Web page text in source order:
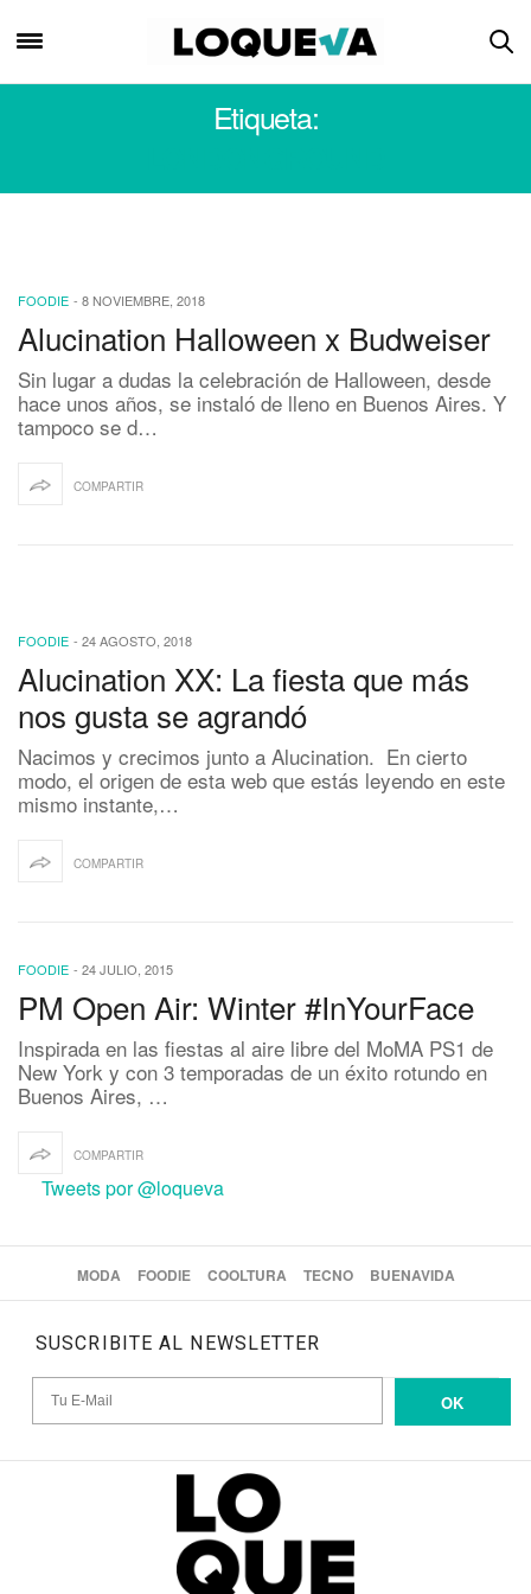
Etiqueta:
FOODIE - 8 NOVIEMBRE, 2018
Alucination Halloween x Budweiser
Sin lugar a dudas la celebración de Halloween, desde
hace unos años, se instaló de lleno en Buenos Aires. Y
tampoco se d…
COMPARTIR
FOODIE - 24 AGOSTO, 2018
Alucination XX: La fiesta que más
nos gusta se agrandó
Nacimos y crecimos junto a Alucination. En cierto
modo, el origen de esta web que estás leyendo en este
mismo instante,…
COMPARTIR
FOODIE - 24 JULIO, 2015
PM Open Air: Winter #InYourFace
Inspirada en las fiestas al aire libre del MoMA PS1 de
New York y con 3 temporadas de un éxito rotundo en
Buenos Aires, …
COMPARTIR
Tweets por @loqueva
MODA FOODIE COOLTURA TECNO BUENAVIDA
SUSCRIBITE AL NEWSLETTER
OK